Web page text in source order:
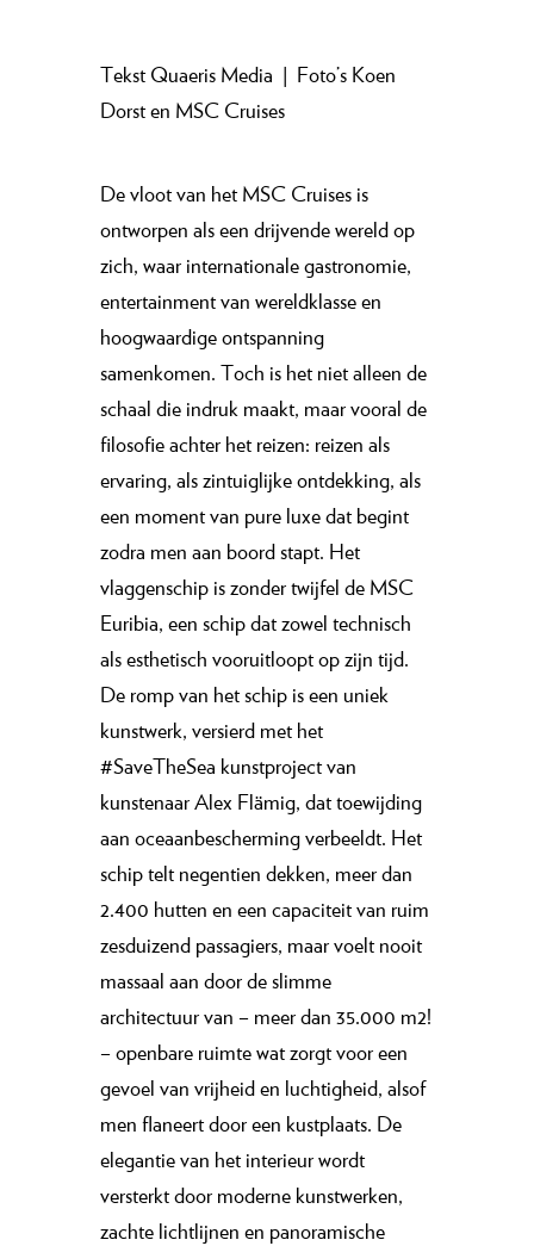
Tekst Quaeris Media | Foto’s Koen
Dorst en MSC Cruises
De vloot van het MSC Cruises is
ontworpen als een drijvende wereld op
zich, waar internationale gastronomie,
entertainment van wereldklasse en
hoogwaardige ontspanning
samenkomen. Toch is het niet alleen de
schaal die indruk maakt, maar vooral de
filosofie achter het reizen: reizen als
ervaring, als zintuiglijke ontdekking, als
een moment van pure luxe dat begint
zodra men aan boord stapt. Het
vlaggenschip is zonder twijfel de MSC
Euribia, een schip dat zowel technisch
als esthetisch vooruitloopt op zijn tijd.
De romp van het schip is een uniek
kunstwerk, versierd met het
#SaveTheSea kunstproject van
kunstenaar Alex Flämig, dat toewijding
aan oceaanbescherming verbeeldt. Het
schip telt negentien dekken, meer dan
2.400 hutten en een capaciteit van ruim
zesduizend passagiers, maar voelt nooit
massaal aan door de slimme
architectuur van – meer dan 35.000 m2!
– openbare ruimte wat zorgt voor een
gevoel van vrijheid en luchtigheid, alsof
men flaneert door een kustplaats. De
elegantie van het interieur wordt
versterkt door moderne kunstwerken,
zachte lichtlijnen en panoramische